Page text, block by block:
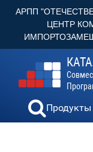
АРПП
ЦЕНТР
Продукты